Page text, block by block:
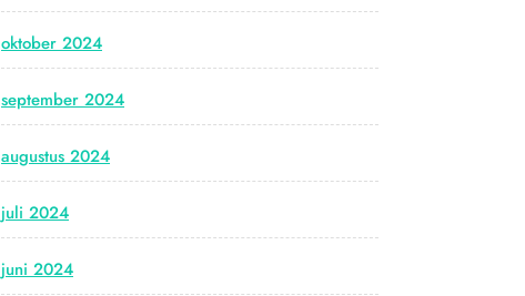
oktober 2024
september 2024
augustus 2024
juli 2024
juni 2024